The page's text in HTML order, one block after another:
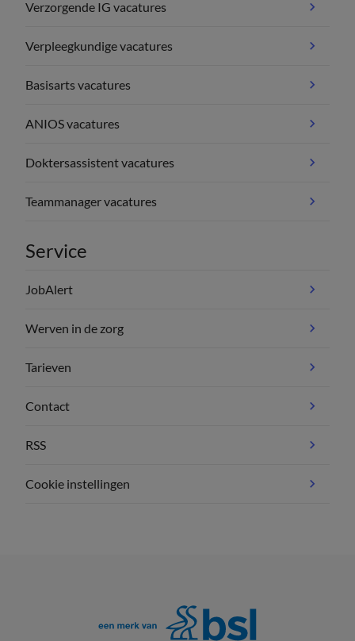
Verzorgende IG vacatures
Verpleegkundige vacatures
Basisarts vacatures
ANIOS vacatures
Doktersassistent vacatures
Teammanager vacatures
Service
JobAlert
Werven in de zorg
Tarieven
Contact
RSS
Cookie instellingen